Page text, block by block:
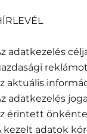
adatkezelés
aktuális
adatkezelés
érintett
kezelt adatok